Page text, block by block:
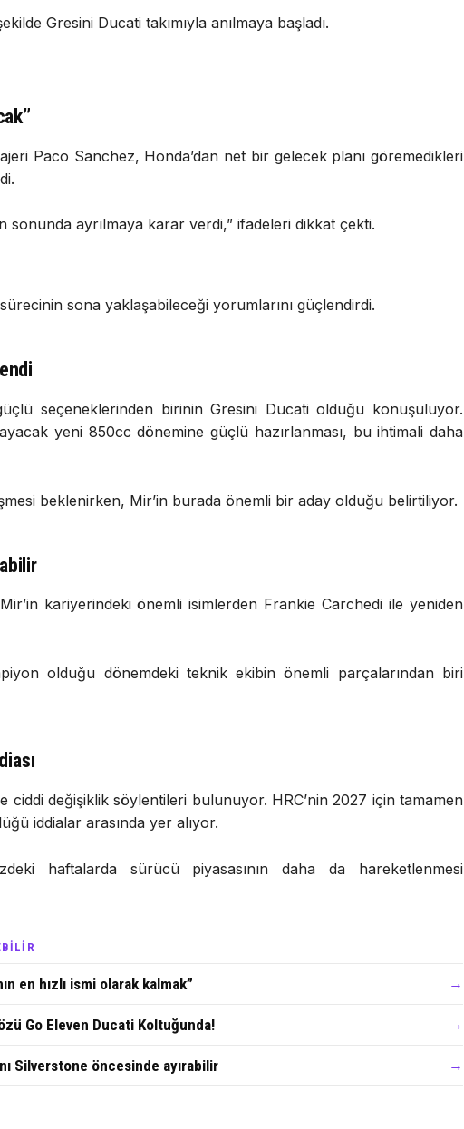
Gresini Ducati takımıyla anılmaya başladı.
Paco Sanchez, Honda’dan net bir gelecek planı göremedikleri
sonunda ayrılmaya karar verdi,” ifadeleri dikkat çekti.
sona yaklaşabileceği yorumlarını güçlendirdi.
seçeneklerinden birinin Gresini Ducati olduğu konuşuluyor.
yeni 850cc dönemine güçlü hazırlanması, bu ihtimali daha
beklenirken, Mir’in burada önemli bir aday olduğu belirtiliyor.
kariyerindeki önemli isimlerden Frankie Carchedi ile yeniden
olduğu dönemdeki teknik ekibin önemli parçalarından biri
ciddi değişiklik söylentileri bulunuyor. HRC’nin 2027 için tamamen
iddialar arasında yer alıyor.
haftalarda sürücü piyasasının daha da hareketlenmesi
en hızlı ismi olarak kalmak” →
Go Eleven Ducati Koltuğunda! →
Silverstone öncesinde ayırabilir →